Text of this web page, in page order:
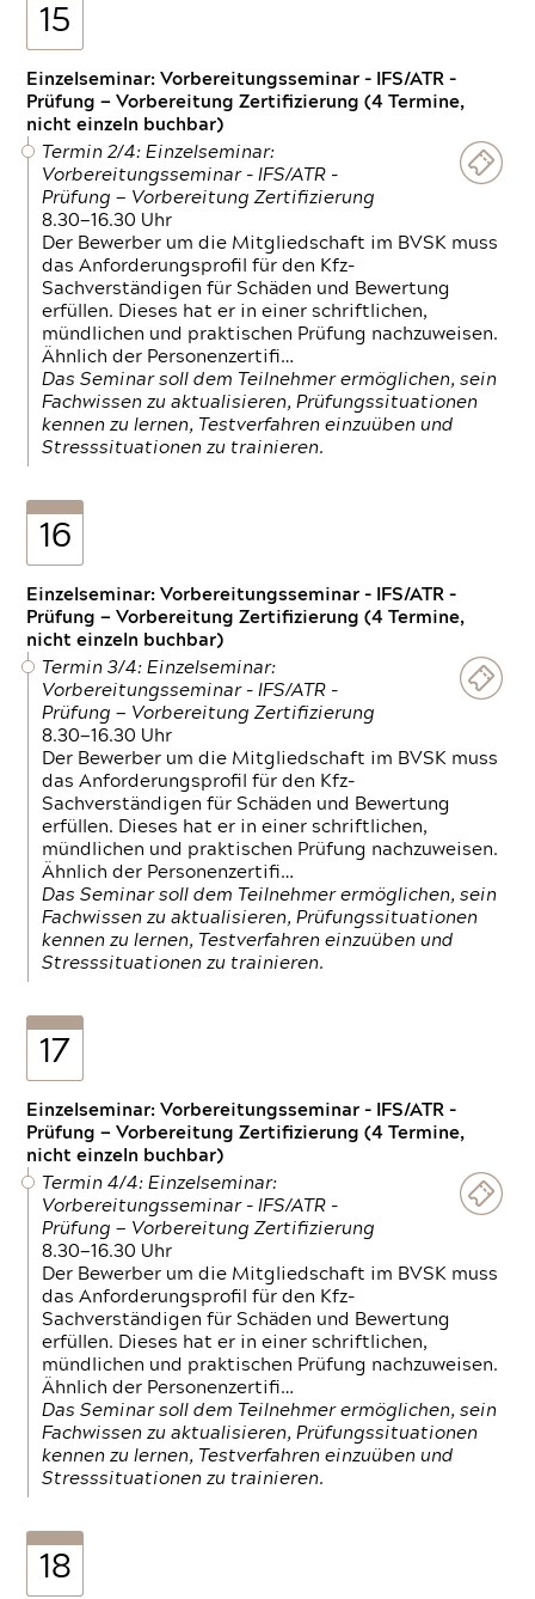
15
Einzelseminar: Vorbereitungsseminar - IFS/ATR -
Prüfung — Vorbereitung Zertifizierung (4 Termine,
nicht einzeln buchbar)
Termin 2/4: Einzelseminar:
Vorbereitungsseminar - IFS/ATR -
Prüfung — Vorbereitung Zertifizierung
8.30—16.30 Uhr
Der Bewerber um die Mitgliedschaft im BVSK muss
das Anforderungsprofil für den Kfz-
Sachverständigen für Schäden und Bewertung
erfüllen. Dieses hat er in einer schriftlichen,
mündlichen und praktischen Prüfung nachzuweisen.
Ähnlich der Personenzertifi…
Das Seminar soll dem Teilnehmer ermöglichen, sein
Fachwissen zu aktualisieren, Prüfungssituationen
kennen zu lernen, Testverfahren einzuüben und
Stresssituationen zu trainieren.
16
Einzelseminar: Vorbereitungsseminar - IFS/ATR -
Prüfung — Vorbereitung Zertifizierung (4 Termine,
nicht einzeln buchbar)
Termin 3/4: Einzelseminar:
Vorbereitungsseminar - IFS/ATR -
Prüfung — Vorbereitung Zertifizierung
8.30—16.30 Uhr
Der Bewerber um die Mitgliedschaft im BVSK muss
das Anforderungsprofil für den Kfz-
Sachverständigen für Schäden und Bewertung
erfüllen. Dieses hat er in einer schriftlichen,
mündlichen und praktischen Prüfung nachzuweisen.
Ähnlich der Personenzertifi…
Das Seminar soll dem Teilnehmer ermöglichen, sein
Fachwissen zu aktualisieren, Prüfungssituationen
kennen zu lernen, Testverfahren einzuüben und
Stresssituationen zu trainieren.
17
Einzelseminar: Vorbereitungsseminar - IFS/ATR -
Prüfung — Vorbereitung Zertifizierung (4 Termine,
nicht einzeln buchbar)
Termin 4/4: Einzelseminar:
Vorbereitungsseminar - IFS/ATR -
Prüfung — Vorbereitung Zertifizierung
8.30—16.30 Uhr
Der Bewerber um die Mitgliedschaft im BVSK muss
das Anforderungsprofil für den Kfz-
Sachverständigen für Schäden und Bewertung
erfüllen. Dieses hat er in einer schriftlichen,
mündlichen und praktischen Prüfung nachzuweisen.
Ähnlich der Personenzertifi…
Das Seminar soll dem Teilnehmer ermöglichen, sein
Fachwissen zu aktualisieren, Prüfungssituationen
kennen zu lernen, Testverfahren einzuüben und
Stresssituationen zu trainieren.
18